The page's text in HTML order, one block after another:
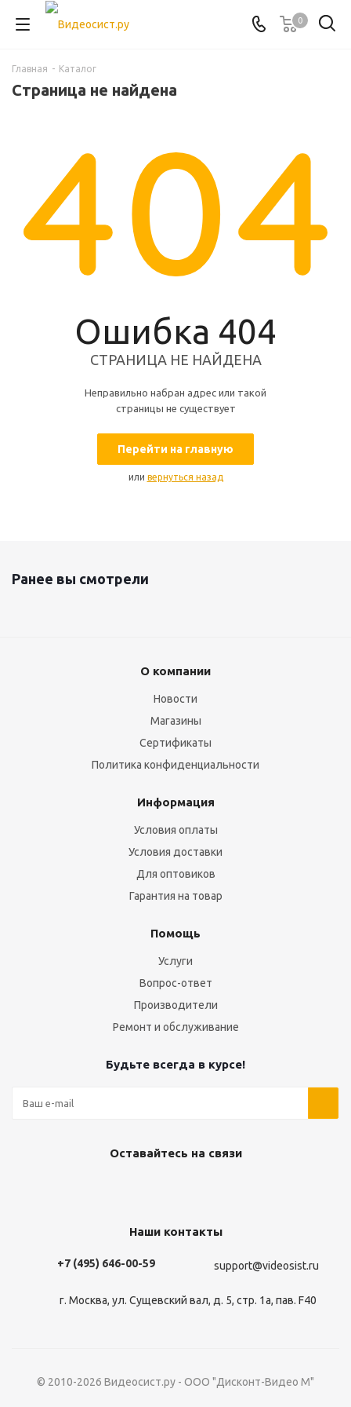
0
Главная - Каталог
Страница не найдена
Ошибка 404
СТРАНИЦА НЕ НАЙДЕНА
Неправильно набран адрес или такой
страницы не существует
Перейти на главную
или вернуться назад
Ранее вы смотрели
О компании
Новости
Магазины
Сертификаты
Политика конфиденциальности
Информация
Условия оплаты
Условия доставки
Для оптовиков
Гарантия на товар
Помощь
Услуги
Вопрос-ответ
Производители
Ремонт и обслуживание
Будьте всегда в курсе!
Оставайтесь на связи
Наши контакты
+7 (495) 646-00-59 support@videosist.ru
г. Москва, ул. Сущевский вал, д. 5, стр. 1а, пав. F40
© 2010-2026 Видеосист.ру - ООО "Дисконт-Видео М"